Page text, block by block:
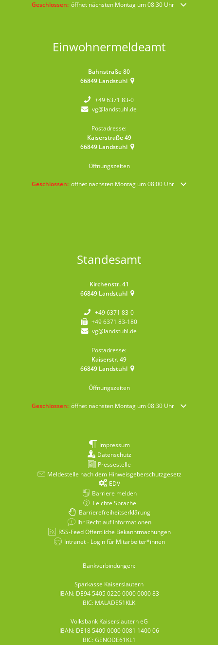
Klicken, um weitere Öffnungs- oder Schließzeiten auszublenden
Geschlossen: öffnet nächsten Montag um 08:30 Uhr
Einwohnermeldeamt
Bahnstraße 80
66849 Landstuhl
+49 6371 83-0
vg@landstuhl.de
Postadresse:
Kaiserstraße 49
66849 Landstuhl
Öffnungszeiten
Klicken, um weitere Öffnungs- oder Schließzeiten auszublenden
Geschlossen: öffnet nächsten Montag um 08:00 Uhr
Standesamt
Kirchenstr. 41
66849 Landstuhl
+49 6371 83-0
+49 6371 83-180
vg@landstuhl.de
Postadresse:
Kaiserstr. 49
66849 Landstuhl
Öffnungszeiten
Klicken, um weitere Öffnungs- oder Schließzeiten auszublenden
Geschlossen: öffnet nächsten Montag um 08:30 Uhr
Impressum
Datenschutz
Pressestelle
Meldestelle nach dem Hinweisgeberschutzgesetz
EDV
Barriere melden
Leichte Sprache
Barrierefreiheitserklärung
Ihr Recht auf Informationen
RSS-Feed Öffentliche Bekanntmachungen
Intranet - Login für Mitarbeiter*innen
Bankverbindungen:
Sparkasse Kaiserslautern
IBAN: DE94 5405 0220 0000 0000 83
BIC: MALADE51KLK
Volksbank Kaiserslautern eG
IBAN: DE18 5409 0000 0081 1400 06
BIC: GENODE61KL1